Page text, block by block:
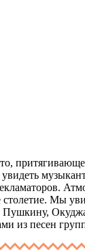
столетие. Мы
Пушкину,
из песен